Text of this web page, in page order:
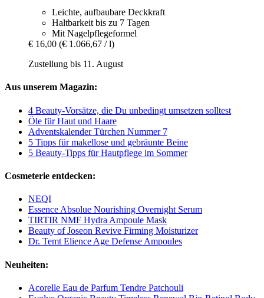
Leichte, aufbaubare Deckkraft
Haltbarkeit bis zu 7 Tagen
Mit Nagelpflegeformel
€ 16,00 (€ 1.066,67 / l)
Zustellung bis 11. August
Aus unserem Magazin:
4 Beauty-Vorsätze, die Du unbedingt umsetzen solltest
Öle für Haut und Haare
Adventskalender Türchen Nummer 7
5 Tipps für makellose und gebräunte Beine
5 Beauty-Tipps für Hautpflege im Sommer
Cosmeterie entdecken:
NEQI
Essence Absolue Nourishing Overnight Serum
TIRTIR NMF Hydra Ampoule Mask
Beauty of Joseon Revive Firming Moisturizer
Dr. Temt Elience Age Defense Ampoules
Neuheiten:
Acorelle Eau de Parfum Tendre Patchouli